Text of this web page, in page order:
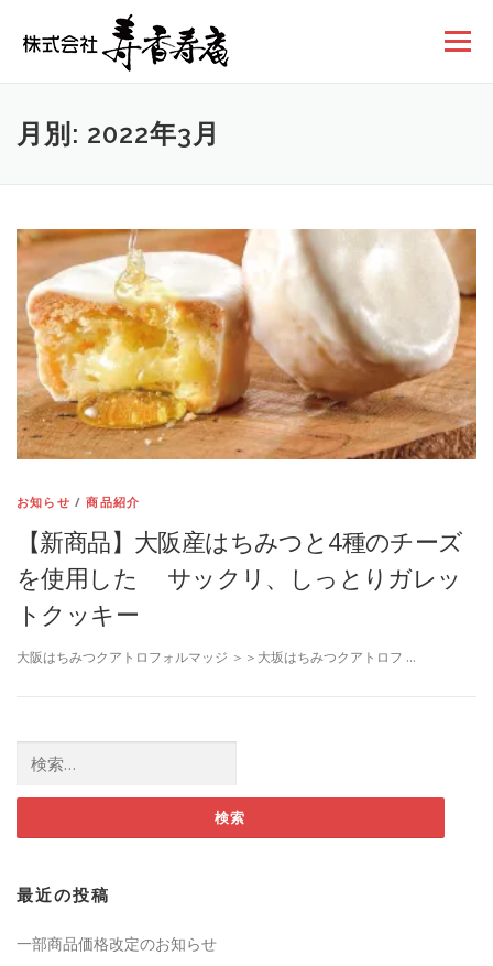
コンテンツへスキップ
メニュー
月別: 2022年3月
お知らせ /商品紹介
【新商品】大阪産はちみつと4種のチーズ
を使用した サックリ、しっとりガレッ
トクッキー
大阪はちみつクアトロフォルマッジ ＞＞大坂はちみつクアトロフ …
最近の投稿
一部商品価格改定のお知らせ